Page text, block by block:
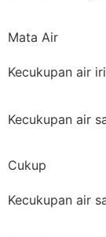
Mata Air
Kecukupan air
Kecukupan air
Cukup
Kecukupan air